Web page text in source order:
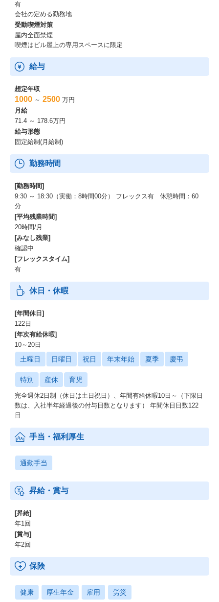
有
会社の定める勤務地
受動喫煙対策
屋内全面禁煙
喫煙はビル屋上の専用スペースに限定
給与
想定年収
1000 ～ 2500 万円
月給
71.4 ～ 178.6万円
給与形態
固定給制(月給制)
勤務時間
[勤務時間]
9:30 ～ 18:30（実働：8時間00分） フレックス有 休憩時間：60
分
[平均残業時間]
20時間/月
[みなし残業]
確認中
[フレックスタイム]
有
休日・休暇
[年間休日]
122日
[年次有給休暇]
10～20日
土曜日 日曜日 祝日 年末年始 夏季 慶弔
特別 産休 育児
完全週休2日制（休日は土日祝日）、年間有給休暇10日～（下限日
数は、入社半年経過後の付与日数となります） 年間休日日数122
日
手当・福利厚生
通勤手当
昇給・賞与
[昇給]
年1回
[賞与]
年2回
保険
健康 厚生年金 雇用 労災